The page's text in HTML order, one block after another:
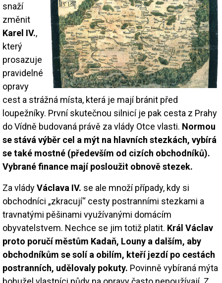
snaží
změnit
Karel IV.,
který
prosazuje
pravidelné
opravy
cest a strážná místa, která je mají bránit před
loupežníky. První skutečnou silnicí je pak cesta z Prahy
do Vídně budovaná právě za vlády Otce vlasti. Normou
se stává výběr cel a mýt na hlavních stezkách, vybírá
se také mostné (především od cizích obchodníků).
Vybrané finance mají posloužit obnově stezek.
Za vládyVáclava IV. se ale množí případy, kdy si
obchodníci „zkracují“ cesty postranními stezkami a
travnatými pěšinami využívanými domácím
obyvatelstvem. Nechce se jim totiž platit. Král Václav
proto poručí městům Kadaň, Louny a dalším, aby
obchodníkům se solí a obilím, kteří jezdí po cestách
postranních, udělovaly pokuty. Povinně vybíraná mýta